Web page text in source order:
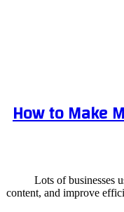
How to Make
Lots of businesses
content, and improve